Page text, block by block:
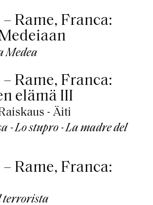
Rame, Franca:
Medea
Rame, Franca:
elämä III
- Äiti
- Lo stupro - La madre del
Rame, Franca:
terrorista